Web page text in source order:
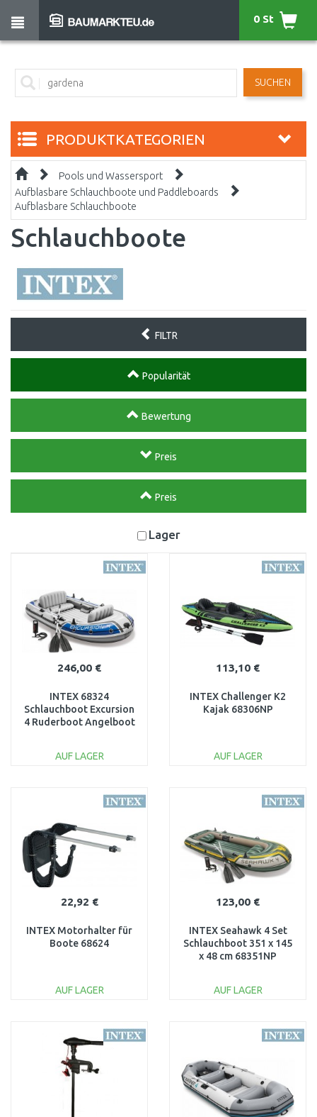
SUCHEN
0 St
PRODUKTKATEGORIEN
Pools und Wassersport
Aufblasbare Schlauchboote und Paddleboards
Aufblasbare Schlauchboote
Schlauchboote
FILTR
Popularität
Bewertung
Preis
Preis
Lager
246,00 €
INTEX 68324
Schlauchboot Excursion
4 Ruderboot Angelboot
AUF LAGER
113,10 €
INTEX Challenger K2
Kajak 68306NP
AUF LAGER
22,92 €
INTEX Motorhalter für
Boote 68624
AUF LAGER
Vergleichen
123,00 €
INTEX Seahawk 4 Set
Schlauchboot 351 x 145
x 48 cm 68351NP
AUF LAGER